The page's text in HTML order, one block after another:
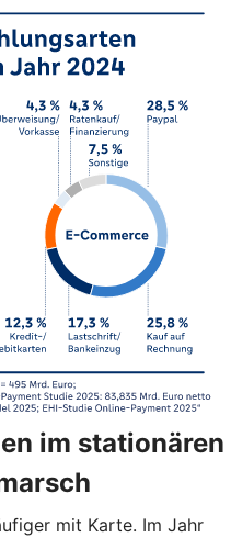
im stationären
mit Karte. Im Jahr